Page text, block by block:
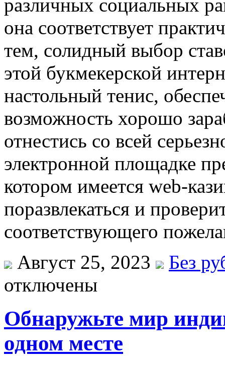
различных социальных
она соответствует
тем, солидный выбор
этой букмекерской
настольный тенис,
возможность хорошо
отнестись со всей
электронной площадке
котором имеется web-
поразвлекаться и
соответствующего
Август 25, 2023
Без
отключены
Обнаружьте мир
одном месте